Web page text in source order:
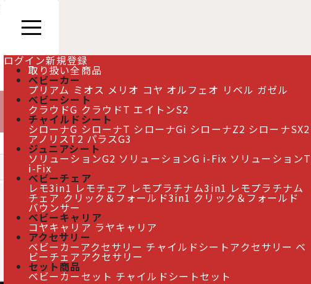
ログイン新規登録
取り扱い全商品
ベビーカー
プリアム ミオス メリオ コヤ オルフェオ リベル ガゼル
ベビーシート
クラウドG クラウドT エイトンS2
チャイルドシート
シローナG シローナT シローナGi シローナZ2 シローナSX2
アノリスT2 パラスG3
ジュニアシート
ソリューションG2 ソリューションG i-Fix ソリューションT
i-Fix
ベビーチェア
レモ3in1 レモチェア レモプラチナム3in1 レモプラチナム
チェア クリック＆フォールド3in1 クリック＆フォールド
バウンサー
ベビーキャリア
コヤキャリア ラヤキャリア
アクセサリー
ベビーカーアクセサリー チャイルドシートアクセサリー ベ
ビーチェアアクセサリー
セット商品
ベビーカーセット チャイルドシートセット